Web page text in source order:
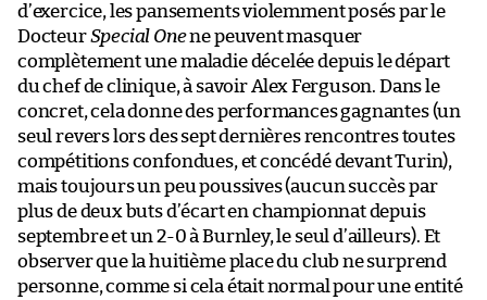
d’exercice, les pansements violemment posés par le
DocteurSpecial Onene peuvent masquer
complètement une maladie décelée depuis le départ
du chef de clinique, à savoir Alex Ferguson. Dans le
concret, cela donne des performances gagnantes (un
seul revers lors des sept dernières rencontres toutes
compétitions confondues, et concédé devant Turin),
mais toujours un peu poussives (aucun succès par
plus de deux buts d’écart en championnat depuis
septembre et un 2-0 à Burnley, le seul d’ailleurs). Et
observer que la huitième place du club ne surprend
personne, comme si cela était normal pour une entité